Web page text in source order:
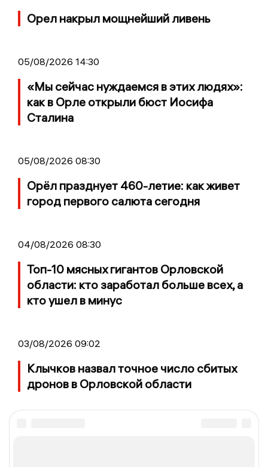
Орел накрыл мощнейший ливень
05/08/2026 14:30
«Мы сейчас нуждаемся в этих людях»:
как в Орле открыли бюст Иосифа
Сталина
05/08/2026 08:30
Орёл празднует 460-летие: как живет
город первого салюта сегодня
04/08/2026 08:30
Топ-10 мясных гигантов Орловской
области: кто заработал больше всех, а
кто ушел в минус
03/08/2026 09:02
Клычков назвал точное число сбитых
дронов в Орловской области